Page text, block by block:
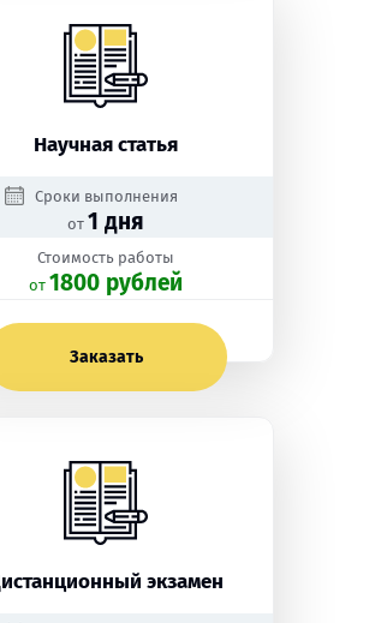
Научная статья
Сроки выполнения
от 1 дня
Стоимость работы
oт 1800 рублей
Заказать
экзамен